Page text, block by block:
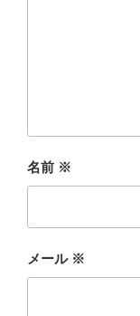
名前 ※
メール ※